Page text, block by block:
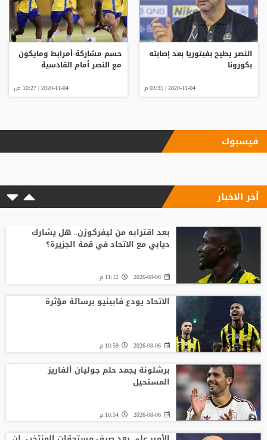
النصر يطيح بفيتوريا بعد إصابته
بكورونا
2020-11-04 | 03:35 م
حسم مشاركة أمرابط ومايكون
مع النصر أمام القادسية
2020-11-04 | 10:27 ص
فيسبوك
آخر الاخبار
بعد اقترابه من ليفركوزن.. هل يشارك
ديابي مع الاتحاد في قمة الجزيرة؟
2026-08-06 11:12 م
الاتحاد يودع فابينيو برسالة مؤثرة
2026-08-06 10:59 م
برشلونة يجمد حلم جوليان ألفاريز
المستحيل
2026-08-06 10:54 م